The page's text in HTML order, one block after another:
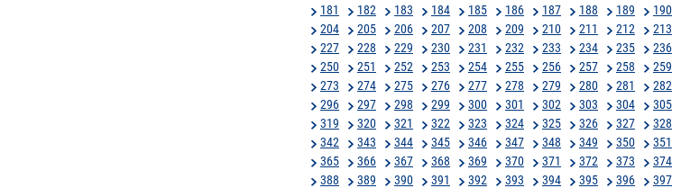
181
182 183 184 185 186 187 188 189 190
204
205 206 207 208 209 210 211 212 213
227
228 229 230 231 232 233 234 235 236
250
251 252 253 254 255 256 257 258 259
273
274 275 276 277 278 279 280 281 282
296
297 298 299 300 301 302 303 304 305
319
320 321 322 323 324 325 326 327 328
342
343 344 345 346 347 348 349 350 351
365
366 367 368 369 370 371 372 373 374
388
389 390 391 392 393 394 395 396 397